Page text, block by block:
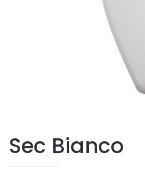
Sec Bianco